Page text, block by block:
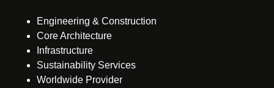
Engineering & Construction
Core Architecture
Infrastructure
Sustainability Services
Worldwide Provider